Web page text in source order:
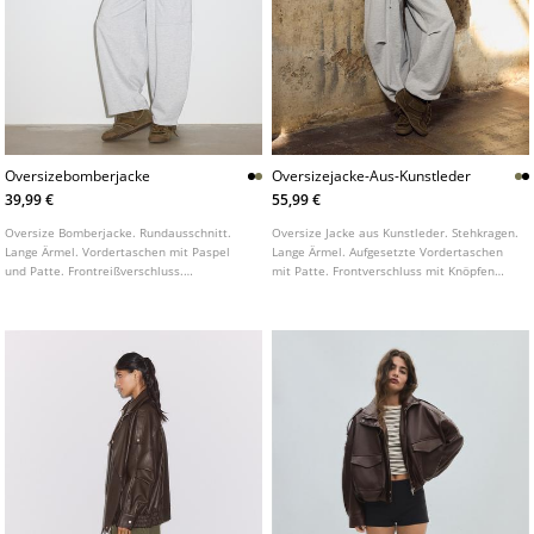
Oversizebomberjacke
39,99 €
Oversize Bomberjacke. Rundausschnitt.
Lange Ärmel. Vordertaschen mit Paspel
und Patte. Frontreißverschluss.
Oversizejacke-Aus-Kunstleder
55,99 €
Oversize Jacke aus Kunstleder. Stehkragen.
Lange Ärmel. Aufgesetzte Vordertaschen
mit Patte. Frontverschluss mit Knöpfen